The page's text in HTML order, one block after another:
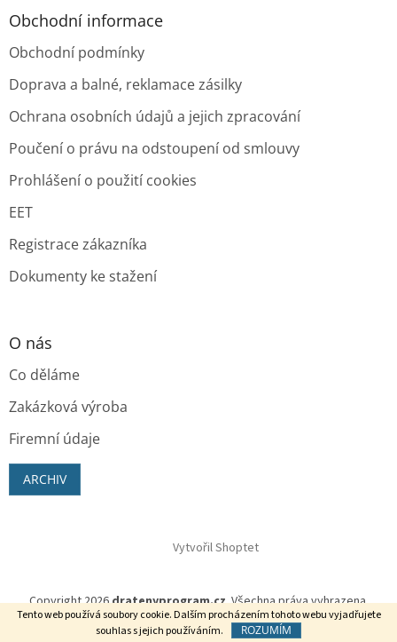
Tento web používá soubory cookie. Dalším procházením tohoto webu vyjadřujete
souhlas s jejich používáním.
ROZUMÍM
Obchodní informace
Obchodní podmínky
Doprava a balné, reklamace zásilky
Ochrana osobních údajů a jejich zpracování
Poučení o právu na odstoupení od smlouvy
Prohlášení o použití cookies
EET
Registrace zákazníka
Dokumenty ke stažení
O nás
Co děláme
Zakázková výroba
Firemní údaje
ARCHIV
Vytvořil Shoptet
Copyright 2026dratenyprogram.cz. Všechna práva vyhrazena.